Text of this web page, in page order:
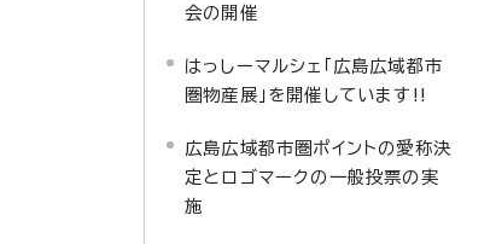
会の開催
はっしーマルシェ「広島広域都市
圏物産展」を開催しています!!
広島広域都市圏ポイントの愛称決
定とロゴマークの一般投票の実
施